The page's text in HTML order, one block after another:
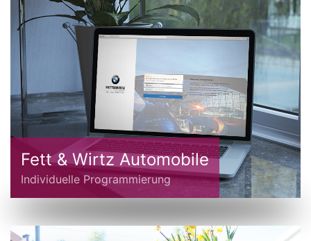
Fett & Wirtz Automobile
Individuelle Programmierung